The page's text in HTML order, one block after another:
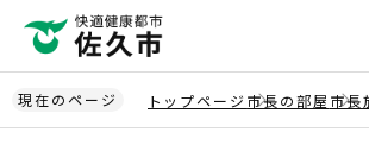
ペ
ー
ジ
現在のページ トップページ 市長の部屋 市長